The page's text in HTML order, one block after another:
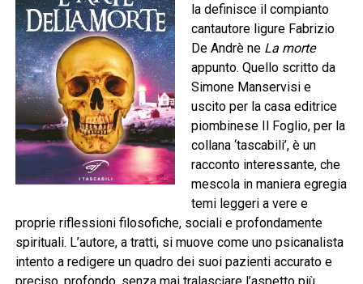
la definisce il compianto
cantautore ligure Fabrizio
De Andrè ne La morte
appunto. Quello scritto da
Simone Manservisi e
uscito per la casa editrice
piombinese Il Foglio, per la
collana ‘tascabili’, è un
racconto interessante, che
mescola in maniera egregia
temi leggeri a vere e
proprie riflessioni filosofiche, sociali e profondamente
spirituali. L’autore, a tratti, si muove come uno psicanalista
intento a redigere un quadro dei suoi pazienti accurato e